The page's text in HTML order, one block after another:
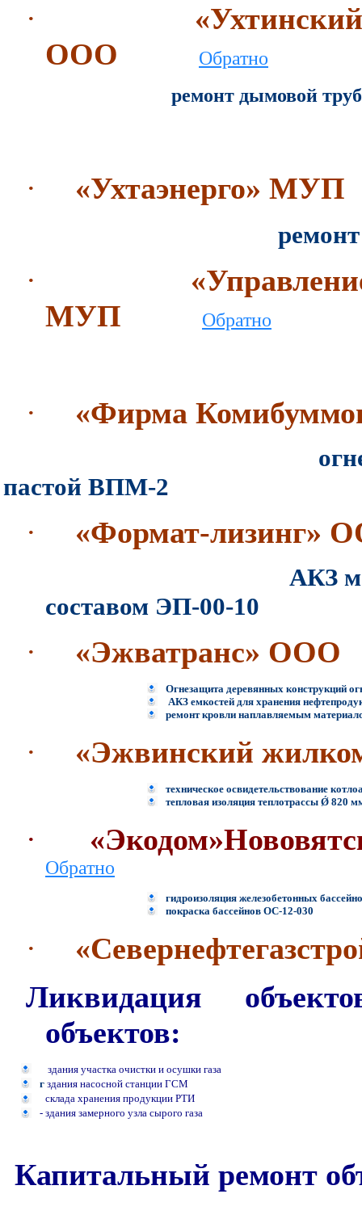
·
ООО
Обратно
ремонт дымовой
· «Ухтаэнерго» МУП
ремонт
·
МУП
Обратно
· «Фирма
огнезащита м/к
пастой ВПМ-2
· «Формат-лизинг»
АКЗ
составом ЭП-00-10
· «Эжватранс» ООО
Огнезащита деревянных конструкций
АКЗ емкостей для хранения
ремонт кровли наплавляемым
· «Эжвинский
техническое освидетельствование
тепловая изоляция теплотрассы Ǿ 820
·
Обратно
гидроизоляция железобетонных
покраска бассейнов ОС-12-030
·
Ликвидация
объектов:
здания участка очистки и осушки газа
г здания насосной станции ГСМ
склада хранения продукции РТИ
- здания замерного узла сырого газа
Капитальный ремонт